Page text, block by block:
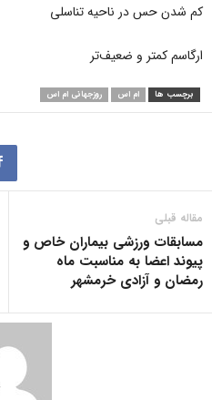
کم شدن حس در ناحیه تناسلی
ارگاسم کمتر و ضعیف‌تر
برچسب ها ام اس روزجهانی ام اس
مقاله قبلی
مسابقات ورزشی بیماران خاص و
پیوند اعضا به مناسبت ماه
رمضان و آزادی خرمشهر